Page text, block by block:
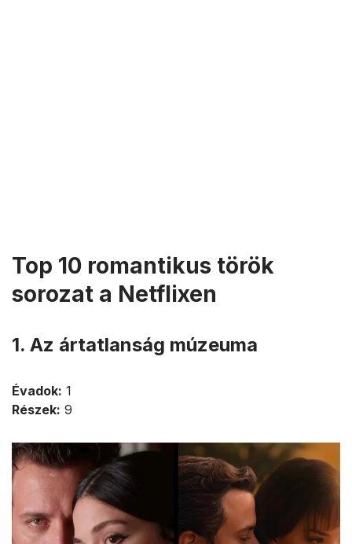
Top 10 romantikus török
sorozat a Netflixen
1. Az ártatlanság múzeuma
Évadok: 1
Részek: 9